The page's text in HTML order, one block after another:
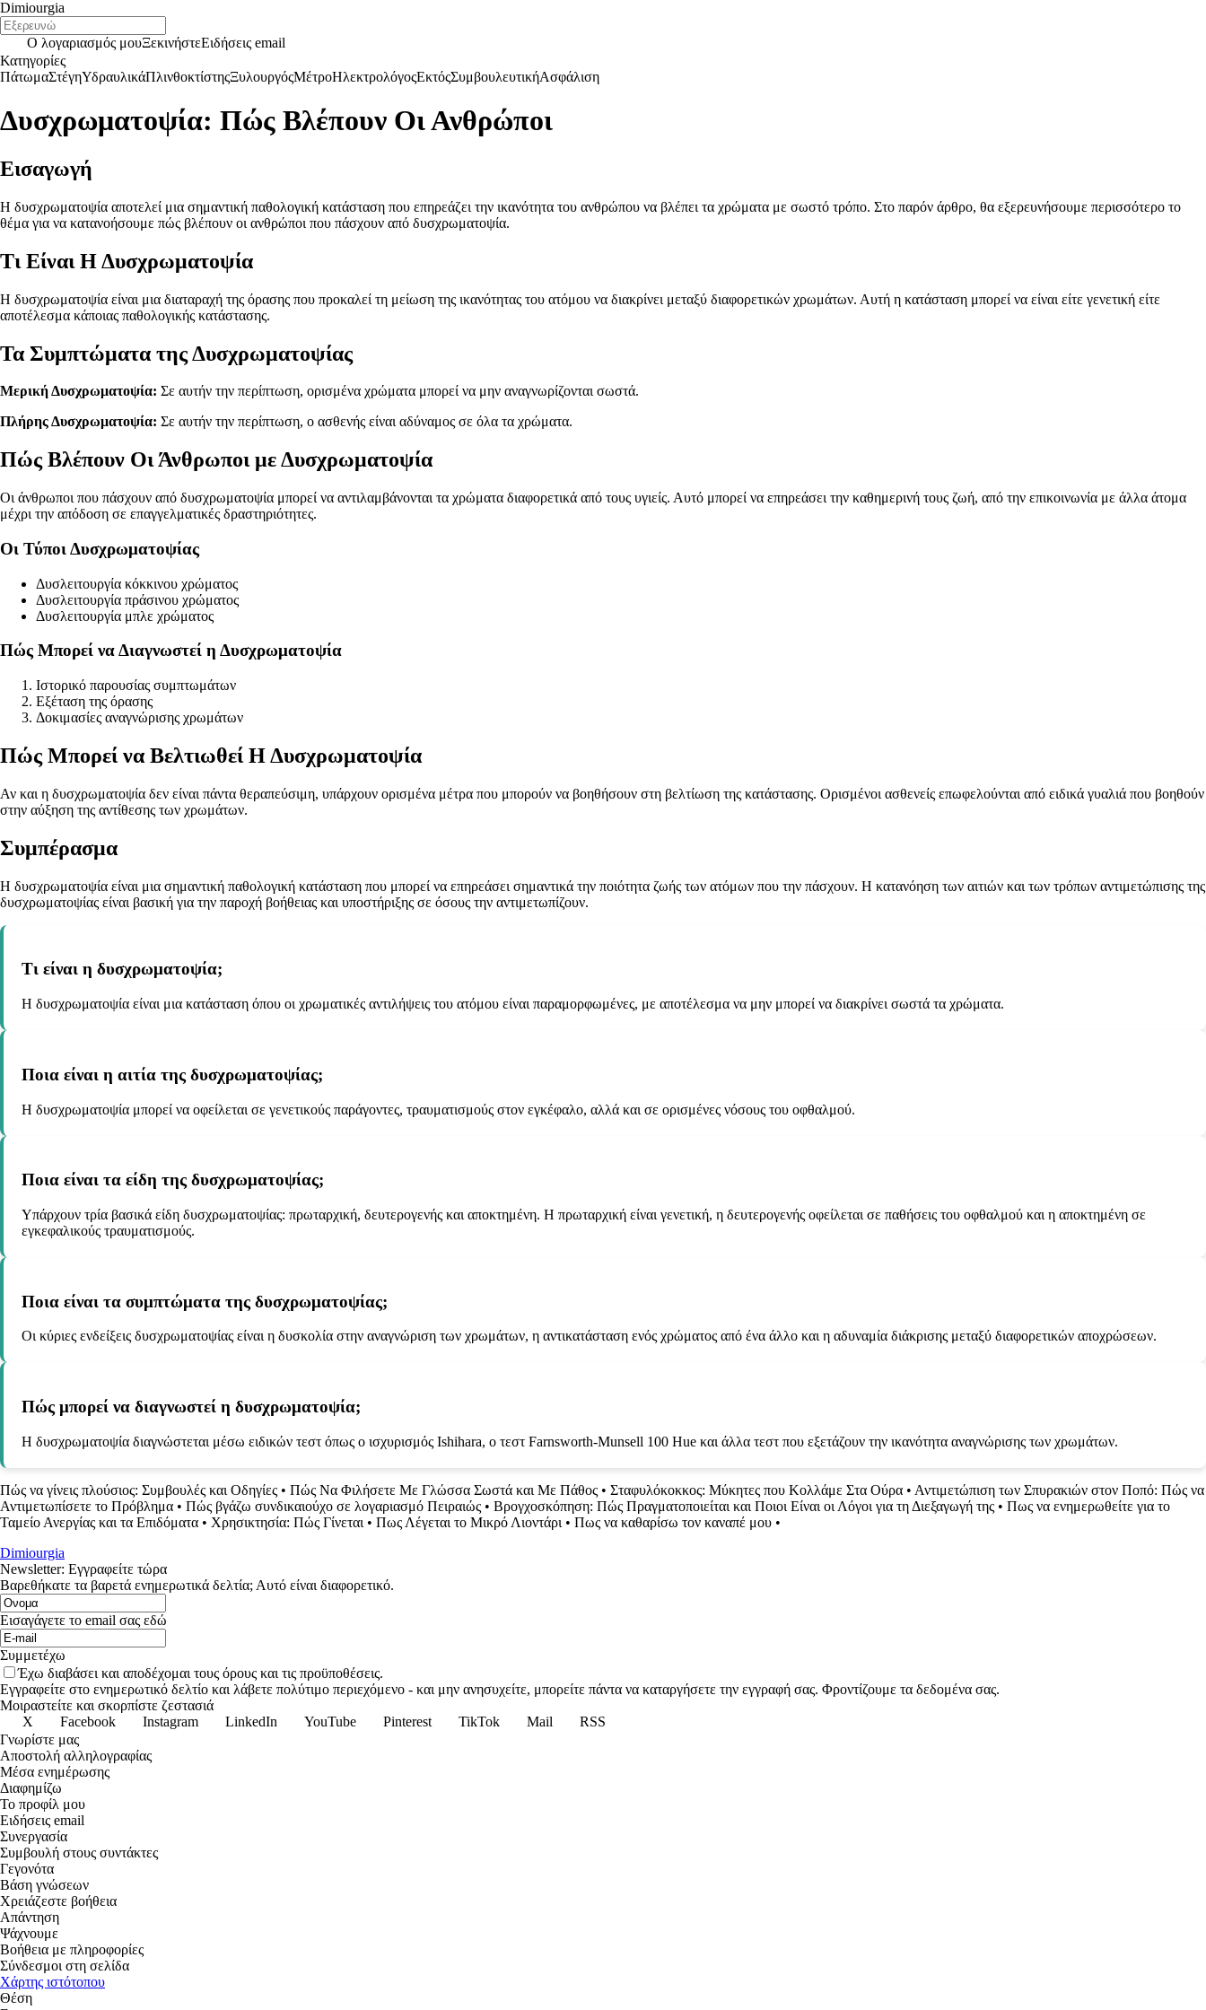
Dimiourgia
Ο λογαριασμός μουΞεκινήστεΕιδήσεις email
Κατηγορίες
ΠάτωμαΣτέγηΥδραυλικάΠλινθοκτίστηςΞυλουργόςΜέτροΗλεκτρολόγοςΕκτόςΣυμβουλευτικήΑσφάλιση
Δυσχρωματοψία: Πώς Βλέπουν Οι Ανθρώποι
Εισαγωγή
Η δυσχρωματοψία αποτελεί μια σημαντική παθολογική κατάσταση που επηρεάζει την ικανότητα του ανθρώπου να βλέπει τα χρώματα με σωστό τρόπο. Στο παρόν άρθρο, θα εξερευνήσουμε περισσότερο το
θέμα για να κατανοήσουμε πώς βλέπουν οι ανθρώποι που πάσχουν από δυσχρωματοψία.
Τι Είναι Η Δυσχρωματοψία
Η δυσχρωματοψία είναι μια διαταραχή της όρασης που προκαλεί τη μείωση της ικανότητας του ατόμου να διακρίνει μεταξύ διαφορετικών χρωμάτων. Αυτή η κατάσταση μπορεί να είναι είτε γενετική είτε
αποτέλεσμα κάποιας παθολογικής κατάστασης.
Τα Συμπτώματα της Δυσχρωματοψίας
Μερική Δυσχρωματοψία: Σε αυτήν την περίπτωση, ορισμένα χρώματα μπορεί να μην αναγνωρίζονται σωστά.
Πλήρης Δυσχρωματοψία: Σε αυτήν την περίπτωση, ο ασθενής είναι αδύναμος σε όλα τα χρώματα.
Πώς Βλέπουν Οι Άνθρωποι με Δυσχρωματοψία
Οι άνθρωποι που πάσχουν από δυσχρωματοψία μπορεί να αντιλαμβάνονται τα χρώματα διαφορετικά από τους υγιείς. Αυτό μπορεί να επηρεάσει την καθημερινή τους ζωή, από την επικοινωνία με άλλα άτομα
μέχρι την απόδοση σε επαγγελματικές δραστηριότητες.
Οι Τύποι Δυσχρωματοψίας
Δυσλειτουργία κόκκινου χρώματος
Δυσλειτουργία πράσινου χρώματος
Δυσλειτουργία μπλε χρώματος
Πώς Μπορεί να Διαγνωστεί η Δυσχρωματοψία
Ιστορικό παρουσίας συμπτωμάτων
Εξέταση της όρασης
Δοκιμασίες αναγνώρισης χρωμάτων
Πώς Μπορεί να Βελτιωθεί Η Δυσχρωματοψία
Αν και η δυσχρωματοψία δεν είναι πάντα θεραπεύσιμη, υπάρχουν ορισμένα μέτρα που μπορούν να βοηθήσουν στη βελτίωση της κατάστασης. Ορισμένοι ασθενείς επωφελούνται από ειδικά γυαλιά που βοηθούν
στην αύξηση της αντίθεσης των χρωμάτων.
Συμπέρασμα
Η δυσχρωματοψία είναι μια σημαντική παθολογική κατάσταση που μπορεί να επηρεάσει σημαντικά την ποιότητα ζωής των ατόμων που την πάσχουν. Η κατανόηση των αιτιών και των τρόπων αντιμετώπισης της
δυσχρωματοψίας είναι βασική για την παροχή βοήθειας και υποστήριξης σε όσους την αντιμετωπίζουν.
Τι είναι η δυσχρωματοψία;
Η δυσχρωματοψία είναι μια κατάσταση όπου οι χρωματικές αντιλήψεις του ατόμου είναι παραμορφωμένες, με αποτέλεσμα να μην μπορεί να διακρίνει σωστά τα χρώματα.
Ποια είναι η αιτία της δυσχρωματοψίας;
Η δυσχρωματοψία μπορεί να οφείλεται σε γενετικούς παράγοντες, τραυματισμούς στον εγκέφαλο, αλλά και σε ορισμένες νόσους του οφθαλμού.
Ποια είναι τα είδη της δυσχρωματοψίας;
Υπάρχουν τρία βασικά είδη δυσχρωματοψίας: πρωταρχική, δευτερογενής και αποκτημένη. Η πρωταρχική είναι γενετική, η δευτερογενής οφείλεται σε παθήσεις του οφθαλμού και η αποκτημένη σε
εγκεφαλικούς τραυματισμούς.
Ποια είναι τα συμπτώματα της δυσχρωματοψίας;
Οι κύριες ενδείξεις δυσχρωματοψίας είναι η δυσκολία στην αναγνώριση των χρωμάτων, η αντικατάσταση ενός χρώματος από ένα άλλο και η αδυναμία διάκρισης μεταξύ διαφορετικών αποχρώσεων.
Πώς μπορεί να διαγνωστεί η δυσχρωματοψία;
Η δυσχρωματοψία διαγνώστεται μέσω ειδικών τεστ όπως ο ισχυρισμός Ishihara, ο τεστ Farnsworth-Munsell 100 Hue και άλλα τεστ που εξετάζουν την ικανότητα αναγνώρισης των χρωμάτων.
Πώς να γίνεις πλούσιος: Συμβουλές και Οδηγίες • Πώς Να Φιλήσετε Με Γλώσσα Σωστά και Με Πάθος • Σταφυλόκοκκος: Μύκητες που Κολλάμε Στα Ούρα • Αντιμετώπιση των Σπυρακιών στον Ποπό: Πώς να
Αντιμετωπίσετε το Πρόβλημα • Πώς βγάζω συνδικαιούχο σε λογαριασμό Πειραιώς • Βρογχοσκόπηση: Πώς Πραγματοποιείται και Ποιοι Είναι οι Λόγοι για τη Διεξαγωγή της • Πως να ενημερωθείτε για το
Ταμείο Ανεργίας και τα Επιδόματα • Χρησικτησία: Πώς Γίνεται • Πως Λέγεται το Μικρό Λιοντάρι • Πως να καθαρίσω τον καναπέ μου •
Dimiourgia
Newsletter: Εγγραφείτε τώρα
Βαρεθήκατε τα βαρετά ενημερωτικά δελτία; Αυτό είναι διαφορετικό.
Εισαγάγετε το email σας εδώ
Συμμετέχω
Έχω διαβάσει και αποδέχομαι τους όρους και τις προϋποθέσεις.
Εγγραφείτε στο ενημερωτικό δελτίο και λάβετε πολύτιμο περιεχόμενο - και μην ανησυχείτε, μπορείτε πάντα να καταργήσετε την εγγραφή σας. Φροντίζουμε τα δεδομένα σας.
Μοιραστείτε και σκορπίστε ζεστασιά
X
Facebook Instagram LinkedIn YouTube Pinterest TikTok Mail
RSS
Γνωρίστε μας
Αποστολή αλληλογραφίας
Μέσα ενημέρωσης
Διαφημίζω
Το προφίλ μου
Ειδήσεις email
Συνεργασία
Συμβουλή στους συντάκτες
Γεγονότα
Βάση γνώσεων
Χρειάζεστε βοήθεια
Απάντηση
Ψάχνουμε
Βοήθεια με πληροφορίες
Σύνδεσμοι στη σελίδα
Χάρτης ιστότοπου
Θέση